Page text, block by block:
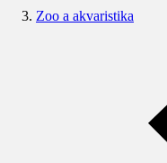
Zoo a akvaristika